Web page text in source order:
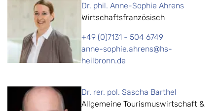
Dr. phil. Anne-Sophie Ahrens
Wirtschaftsfranzösisch
+49 (0)7131 - 504 6749
anne-sophie.ahrens@hs-
heilbronn.de
Dr. rer. pol. Sascha Barthel
Allgemeine Tourismuswirtschaft &